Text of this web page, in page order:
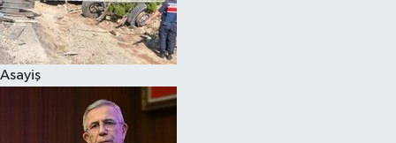
Asayiş
Spor
Çocuk